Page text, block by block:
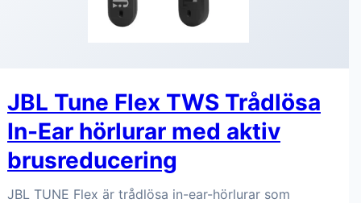
JBL Tune Flex TWS Trådlösa
In-Ear hörlurar med aktiv
brusreducering
JBL TUNE Flex är trådlösa in-ear-hörlurar som